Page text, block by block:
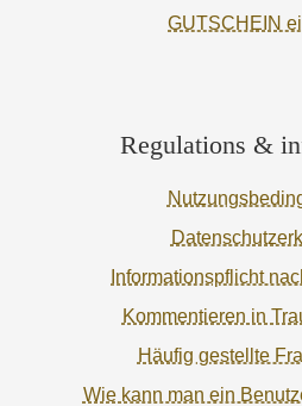
GUTSCHEIN
Regulations &
Informationspflicht
Kommentieren in
Häufig gestellte
Wie kann man ein